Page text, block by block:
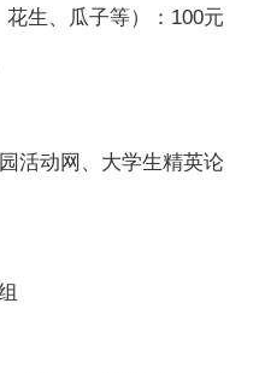
生、瓜子等）：100元
动网、大学生精英论